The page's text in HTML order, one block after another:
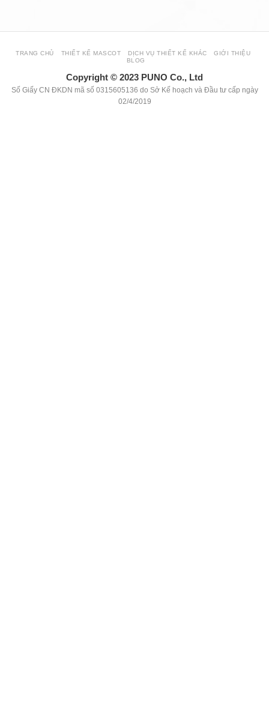
TRANG CHỦ THIẾT KẾ MASCOT DỊCH VỤ THIẾT KẾ KHÁC
GIỚI THIỆU
BLOG
Copyright © 2023 PUNO Co., Ltd
Số Giấy CN ĐKDN mã số 0315605136 do Sở Kế hoạch và Đầu tư cấp ngày
02/4/2019